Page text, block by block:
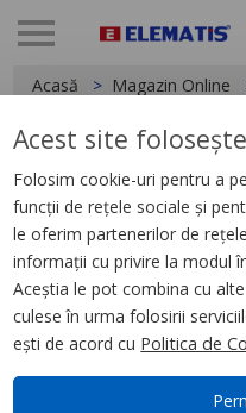
Acasă Magazin Online
<
Adaptor
Acest site
Folosim cookie-uri pentru a
funcții de rețele sociale și
le oferim partenerilor de
informații cu privire la modul
Aceștia le pot combina cu
culese în urma folosirii
ești de acord cu Politica de